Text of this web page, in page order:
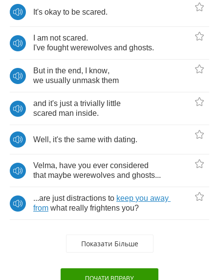
It's okay to be scared.
am not scared.
I've fought werewolves and ghosts.
But in the end, know,
we usually unmask them
and it's just a trivially little
scared man inside.
Well , it's the same with dating.
Velma, have you ever considered
that maybe werewolves and ghosts...
...are just distractions to keep you away
from what really frightens you?
Показати Більше
ПОЧАТИ ВПРАВУ